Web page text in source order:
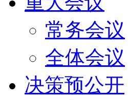
常务会议
全体会议
决策预公开